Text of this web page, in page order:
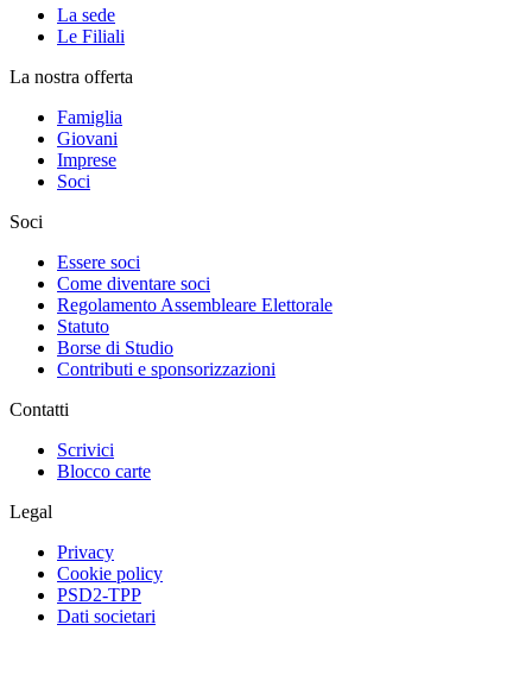
La sede
Le Filiali
La nostra offerta
Famiglia
Giovani
Imprese
Soci
Soci
Essere soci
Come diventare soci
Regolamento Assembleare Elettorale
Statuto
Borse di Studio
Contributi e sponsorizzazioni
Contatti
Scrivici
Blocco carte
Legal
Privacy
Cookie policy
PSD2-TPP
Dati societari